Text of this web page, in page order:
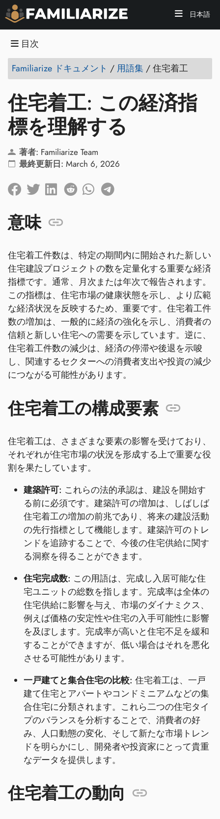
日本語
目次
Familiarize ドキュメント / 用語集 /住宅着工
住宅着工: この経済指
標を理解する
著者: Familiarize Team
最終更新日: March 6, 2026
意味
住宅着工件数は、特定の期間内に開始された新しい
住宅建設プロジェクトの数を定量化する重要な経済
指標です。通常、月次または年次で報告されます。
この指標は、住宅市場の健康状態を示し、より広範
な経済状況を反映するため、重要です。住宅着工件
数の増加は、一般的に経済の強化を示し、消費者の
信頼と新しい住宅への需要を示しています。逆に、
住宅着工件数の減少は、経済の停滞や後退を示唆
し、関連するセクターへの消費者支出や投資の減少
につながる可能性があります。
住宅着工の構成要素
住宅着工は、さまざまな要素の影響を受けており、
それぞれが住宅市場の状況を形成する上で重要な役
割を果たしています。
建築許可: これらの法的承認は、建設を開始す
る前に必須です。建築許可の増加は、しばしば
住宅着工の増加の前兆であり、将来の建設活動
の先行指標として機能します。建築許可のトレ
ンドを追跡することで、今後の住宅供給に関す
る洞察を得ることができます。
住宅完成数: この用語は、完成し入居可能な住
宅ユニットの総数を指します。完成率は全体の
住宅供給に影響を与え、市場のダイナミクス、
例えば価格の安定性や住宅の入手可能性に影響
を及ぼします。完成率が高いと住宅不足を緩和
することができますが、低い場合はそれを悪化
させる可能性があります。
一戸建てと集合住宅の比較: 住宅着工は、一戸
建て住宅とアパートやコンドミニアムなどの集
合住宅に分類されます。これら二つの住宅タイ
プのバランスを分析することで、消費者の好
み、人口動態の変化、そして新たな市場トレン
ドを明らかにし、開発者や投資家にとって貴重
なデータを提供します。
住宅着工の動向